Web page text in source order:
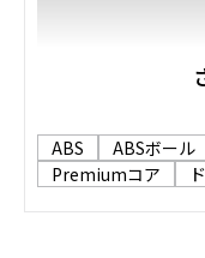
ABS ABSボール
Premiumコア